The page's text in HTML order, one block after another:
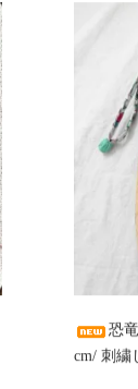
恐
cm/ 刺繍